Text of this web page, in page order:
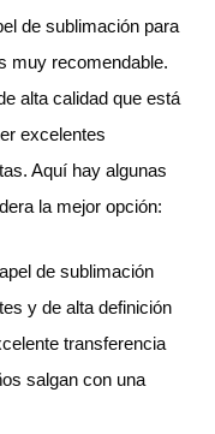
de sublimación para
muy recomendable.
alta calidad que está
excelentes
Aquí hay algunas
la mejor opción:
de sublimación
y de alta definición
transferencia
salgan con una